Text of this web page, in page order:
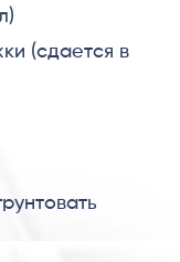
(сдается в